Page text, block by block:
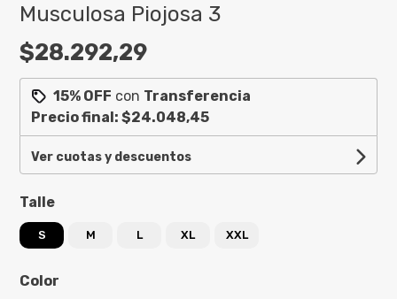
Musculosa Piojosa 3
$28.292,29
15% OFF con Transferencia
Precio final:$24.048,45
Ver cuotas y descuentos
Talle
S M L XL XXL
Color